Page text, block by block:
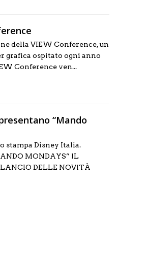
della VIEW Conference, un
grafica ospitato ogni anno
Conference ven...
“Mando
stampa Disney Italia.
MONDAYS” IL
DELLE NOVITÀ